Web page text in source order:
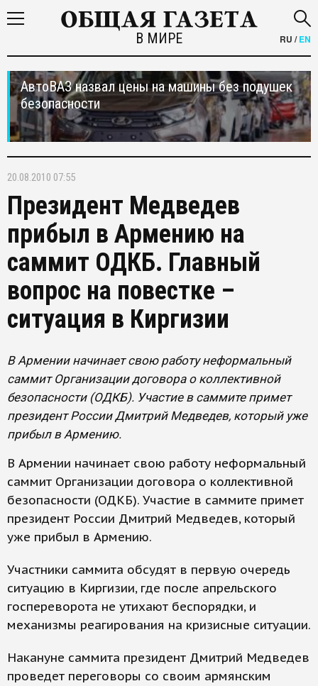
В МИРЕ RU /EN
АвтоВАЗ назвал цены на машины без подушек
безопасности
20.08.2010 07:55
Президент Медведев
прибыл в Армению на
саммит ОДКБ. Главный
вопрос на повестке –
ситуация в Киргизии
В Армении начинает свою работу неформальный
саммит Организации договора о коллективной
безопасности (ОДКБ). Участие в саммите примет
президент России Дмитрий Медведев, который уже
прибыл в Армению.
В Армении начинает свою работу неформальный
саммит Организации договора о коллективной
безопасности (ОДКБ). Участие в саммите примет
президент России Дмитрий Медведев, который
уже прибыл в Армению.
Участники саммита обсудят в первую очередь
ситуацию в Киргизии, где после апрельского
госпереворота не утихают беспорядки, и
механизмы реагирования на кризисные ситуации.
Накануне саммита президент Дмитрий Медведев
проведет переговоры со своим армянским